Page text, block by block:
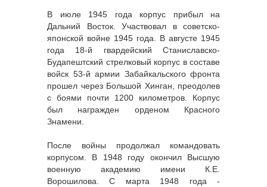
В июле 1945 года корпус прибыл на
Дальний Восток. Участвовал в советско-
японской войне 1945 года. В августе 1945
года 18-й гвардейский Станиславско-
Будапештский стрелковый корпус в составе
войск 53-й армии Забайкальского фронта
прошел через Большой Хинган, преодолев
с боями почти 1200 километров. Корпус
был награжден орденом Красного
Знамени.
После войны продолжал командовать
корпусом. В 1948 году окончил Высшую
военную академию имени К.Е.
Ворошилова. С марта 1948 года -